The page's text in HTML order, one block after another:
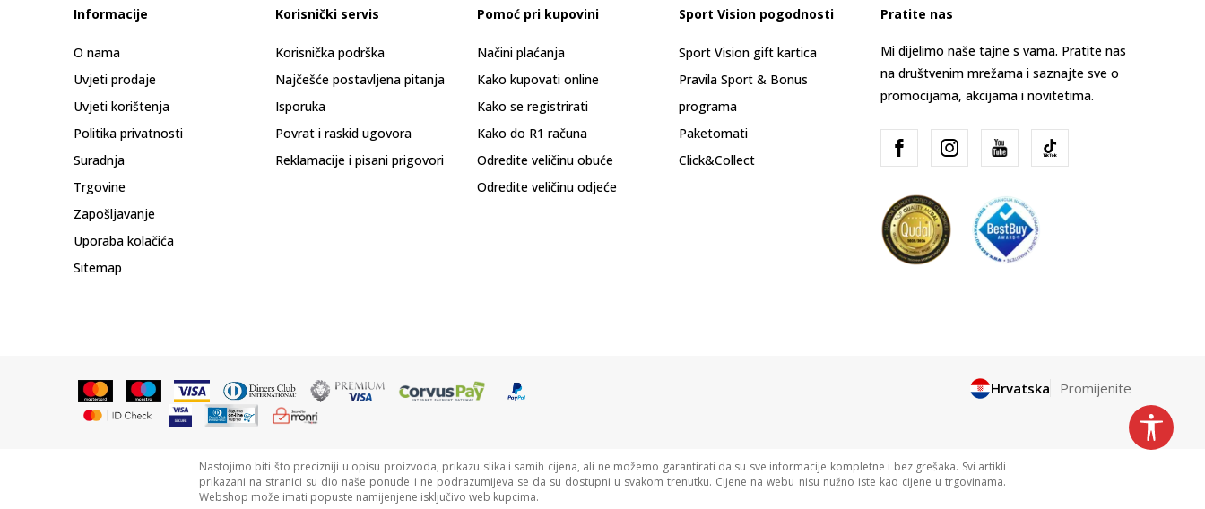
Informacije
O nama
Uvjeti prodaje
Uvjeti korištenja
Politika privatnosti
Suradnja
Trgovine
Zapošljavanje
Uporaba kolačića
Sitemap
Korisnički servis
Korisnička podrška
Najčešće postavljena pitanja
Isporuka
Povrat i raskid ugovora
Reklamacije i pisani prigovori
Pomoć pri kupovini
Načini plaćanja
Kako kupovati online
Kako se registrirati
Kako do R1 računa
Odredite veličinu obuće
Odredite veličinu odjeće
Sport Vision pogodnosti
Sport Vision gift kartica
Pravila Sport & Bonus
programa
Paketomati
Click&Collect
Pratite nas
Mi dijelimo naše tajne s vama. Pratite nas
na društvenim mrežama i saznajte sve o
promocijama, akcijama i novitetima.
Hrvatska Promijenite
Nastojimo biti što precizniji u opisu proizvoda, prikazu slika i samih cijena, ali ne možemo garantirati da su sve informacije kompletne i bez grešaka. Svi artikli
prikazani na stranici su dio naše ponude i ne podrazumijeva se da su dostupni u svakom trenutku. Cijene na webu nisu nužno iste kao cijene u trgovinama.
Webshop može imati popuste namijenjene isključivo web kupcima.